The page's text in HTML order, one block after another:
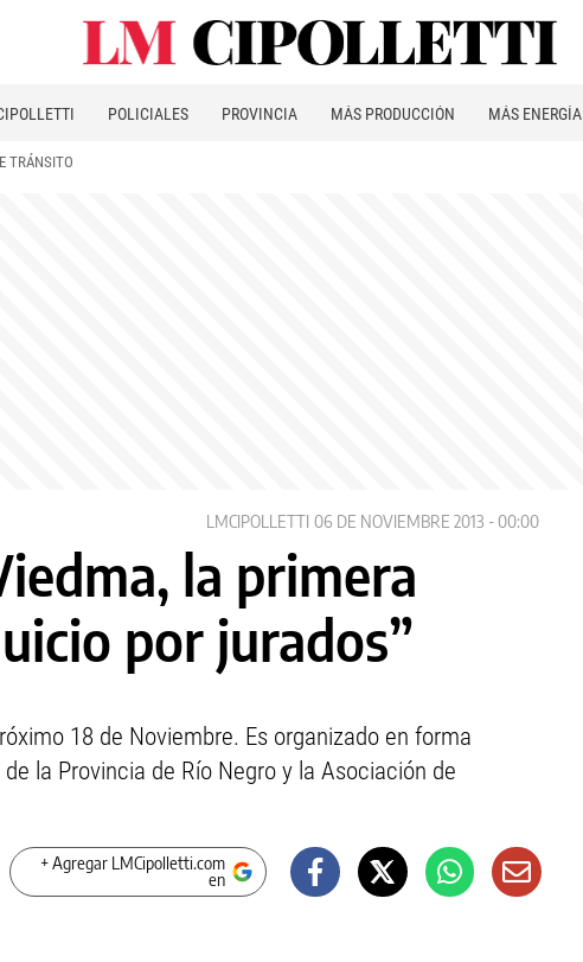
POLICIALES PROVINCIA MÁS PRODUCCIÓN MÁS ENERGÍA
TRÁNSITO
LMCIPOLLETTI 06 DE NOVIEMBRE 2013 - 00:00
la primera
por jurados”
18 de Noviembre. Es organizado en forma
la Provincia de Río Negro y la Asociación de
+ Agregar LMCipolletti.com
en